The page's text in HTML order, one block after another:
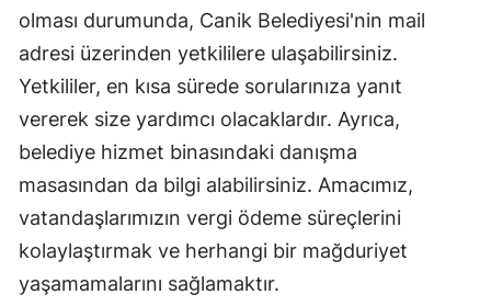
olması durumunda, Canik Belediyesi'nin mail
adresi üzerinden yetkililere ulaşabilirsiniz.
Yetkililer, en kısa sürede sorularınıza yanıt
vererek size yardımcı olacaklardır. Ayrıca,
belediye hizmet binasındaki danışma
masasından da bilgi alabilirsiniz. Amacımız,
vatandaşlarımızın vergi ödeme süreçlerini
kolaylaştırmak ve herhangi bir mağduriyet
yaşamamalarını sağlamaktır.